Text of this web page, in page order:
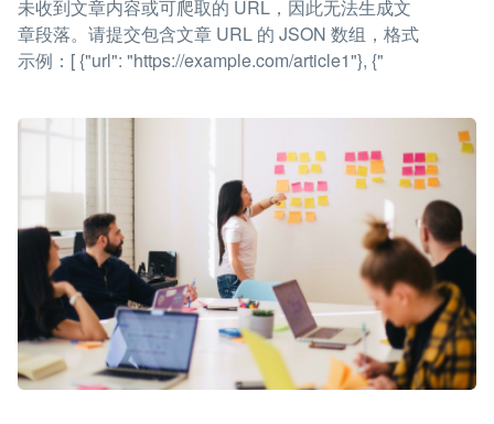
未收到文章内容或可爬取的 URL，因此无法生成文
章段落。请提交包含文章 URL 的 JSON 数组，格式
示例：[ {"url": "https://example.com/article1"}, {"